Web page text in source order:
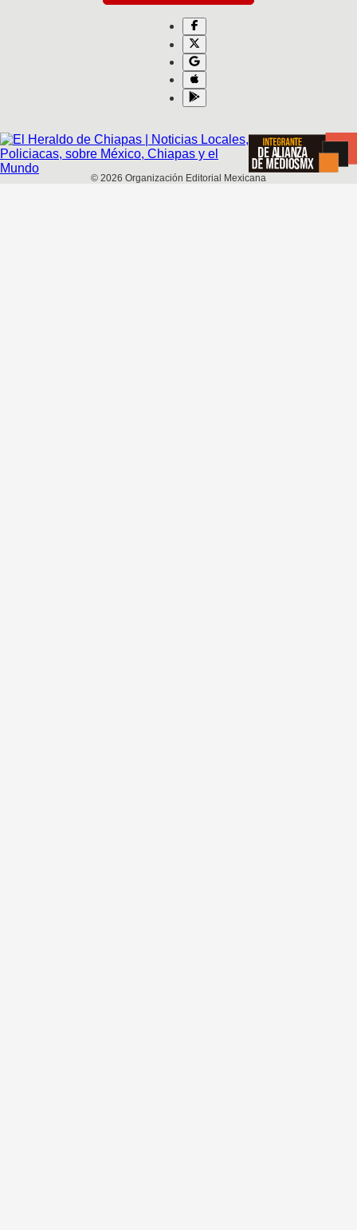
© 2026 Organización Editorial Mexicana